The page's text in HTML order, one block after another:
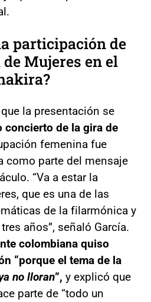
participación de
Mujeres en el
la presentación se
concierto de la gira de
femenina fue
como parte del mensaje
“Va a estar la
que es una de las
de la filarmónica y
años”, señaló García.
colombiana quiso
“porque el tema de la
no lloran”, y explicó que
parte de “todo un